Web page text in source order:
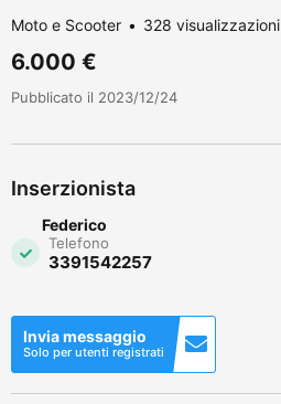
Moto e Scooter 328 visualizzazioni
6.000 €
Pubblicato il 2023/12/24
Inserzionista
Federico
Telefono
3391542257
Invia messaggio
Solo per utenti registrati